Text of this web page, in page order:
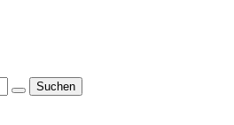
Suchen